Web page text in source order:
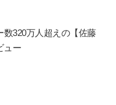
数320万人超えの【佐藤
ュー